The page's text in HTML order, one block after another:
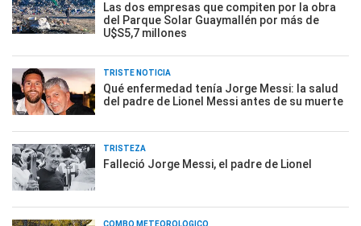
Las dos empresas que compiten por la obra
del Parque Solar Guaymallén por más de
U$S5,7 millones
TRISTE NOTICIA
Qué enfermedad tenía Jorge Messi: la salud
del padre de Lionel Messi antes de su muerte
TRISTEZA
Falleció Jorge Messi, el padre de Lionel
COMBO METEOROLÓGICO